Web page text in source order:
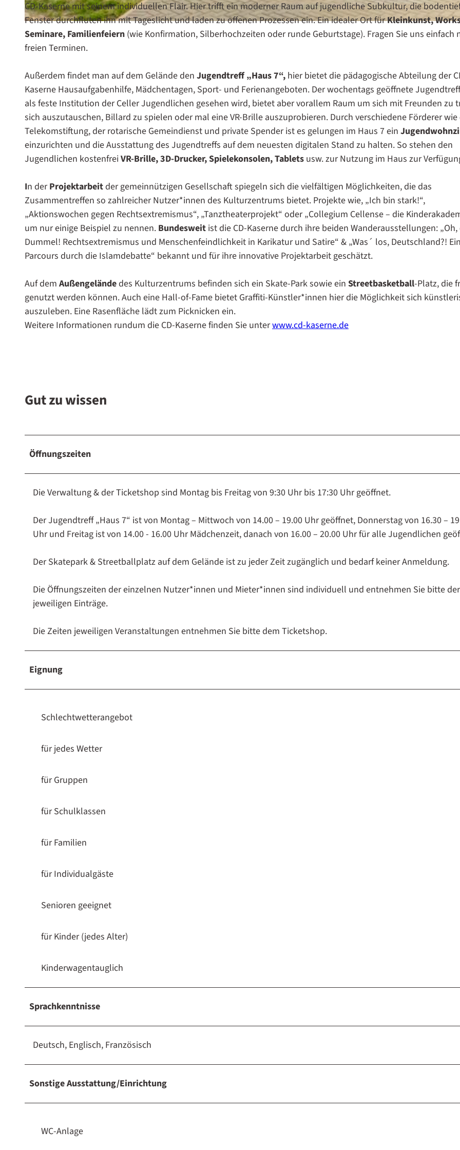
CD-Kaserne mit seinem individuellen Flair. Hier trifft ein moderner Raum auf jugendliche Subkultur, die
Fenster durchfluten ihn mit Tageslicht und laden zu offenen Prozessen ein. Ein idealer Ort fürKleinkunst,
Seminare, Familienfeiern (wie Konfirmation, Silberhochzeiten oder runde Geburtstage). Fragen Sie uns einfach
freien Terminen.
Außerdem findet man auf dem Gelände den Jugendtreff „Haus 7“, hier bietet die pädagogische Abteilung der
Kaserne Hausaufgabenhilfe, Mädchentagen, Sport- und Ferienangeboten. Der wochentags geöffnete
als feste Institution der Celler Jugendlichen gesehen wird, bietet aber vorallem Raum um sich mit Freunden zu
sich auszutauschen, Billard zu spielen oder mal eine VR-Brille auszuprobieren. Durch verschiedene Förderer wie
Telekomstiftung, der rotarische Gemeindienst und private Spender ist es gelungen im Haus 7 ein
einzurichten und die Ausstattung des Jugendtreffs auf dem neuesten digitalen Stand zu halten. So stehen den
Jugendlichen kostenfreiVR-Brille, 3D-Drucker, Spielekonsolen, Tablets usw. zur Nutzung im Haus zur
In derProjektarbeitder gemeinnützigen Gesellschaft spiegeln sich die vielfältigen Möglichkeiten, die das
Zusammentreffen so zahlreicher Nutzer*innen des Kulturzentrums bietet. Projekte wie, „Ich bin stark!“,
„Aktionswochen gegen Rechtsextremismus“, „Tanztheaterprojekt“ oder „Collegium Cellense – die
um nur einige Beispiel zu nennen. Bundesweit ist die CD-Kaserne durch ihre beiden Wanderausstellungen: „Oh,
Dummel! Rechtsextremismus und Menschenfeindlichkeit in Karikatur und Satire“ & „Was´ los, Deutschland?! Ein
Parcours durch die Islamdebatte“ bekannt und für ihre innovative Projektarbeit geschätzt.
Auf dem Außengeländedes Kulturzentrums befinden sich ein Skate-Park sowie ein Streetbasketball-Platz, die
genutzt werden können. Auch eine Hall-of-Fame bietet Graffiti-Künstler*innen hier die Möglichkeit sich
auszuleben. Eine Rasenfläche lädt zum Picknicken ein.
Weitere Informationen rundum die CD-Kaserne finden Sie unterwww.cd-kaserne.de
Gut zu wissen
Öffnungszeiten
Die Verwaltung & der Ticketshop sind Montag bis Freitag von 9:30 Uhr bis 17:30 Uhr geöffnet.
Der Jugendtreff „Haus 7“ ist von Montag – Mittwoch von 14.00 – 19.00 Uhr geöffnet, Donnerstag von 16.30 –
Uhr und Freitag ist von 14.00 - 16.00 Uhr Mädchenzeit, danach von 16.00 – 20.00 Uhr für alle Jugendlichen
Der Skatepark & Streetballplatz auf dem Gelände ist zu jeder Zeit zugänglich und bedarf keiner Anmeldung.
Die Öffnungszeiten der einzelnen Nutzer*innen und Mieter*innen sind individuell und entnehmen Sie bitte der
jeweiligen Einträge.
Die Zeiten jeweiligen Veranstaltungen entnehmen Sie bitte dem Ticketshop.
Eignung
Schlechtwetterangebot
für jedes Wetter
für Gruppen
für Schulklassen
für Familien
für Individualgäste
Senioren geeignet
für Kinder (jedes Alter)
Kinderwagentauglich
Sprachkenntnisse
Deutsch, Englisch, Französisch
Sonstige Ausstattung/Einrichtung
WC-Anlage